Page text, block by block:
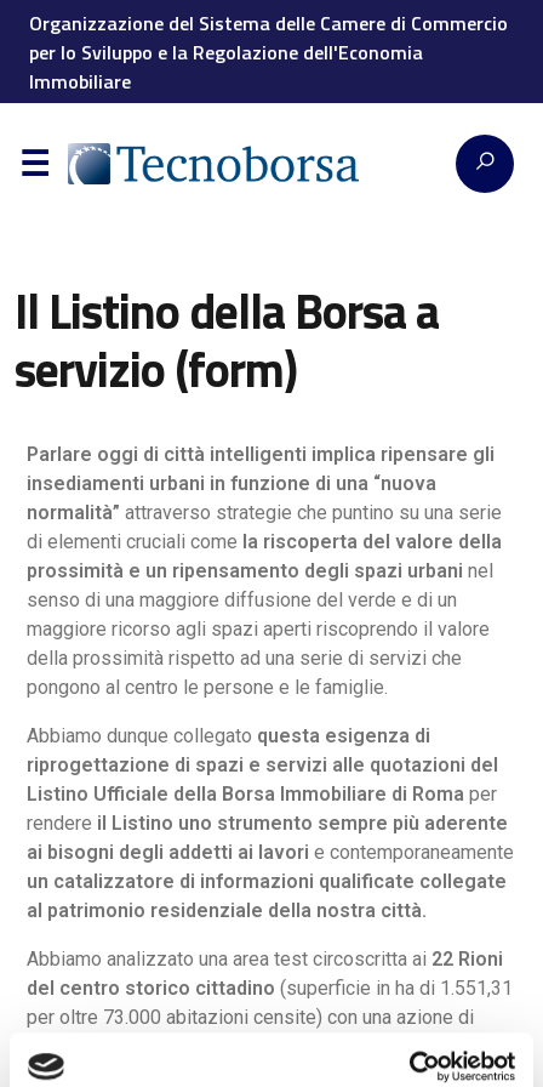
Organizzazione del Sistema delle Camere di Commercio
per lo Sviluppo e la Regolazione dell'Economia
Immobiliare
Il Listino della Borsa a
servizio (form)
Parlare oggi di città intelligenti implica ripensare gli
insediamenti urbani in funzione di una “nuova
normalità” attraverso strategie che puntino su una serie
di elementi cruciali come la riscoperta del valore della
prossimità e un ripensamento degli spazi urbani nel
senso di una maggiore diffusione del verde e di un
maggiore ricorso agli spazi aperti riscoprendo il valore
della prossimità rispetto ad una serie di servizi che
pongono al centro le persone e le famiglie.
Abbiamo dunque collegato questa esigenza di
riprogettazione di spazi e servizi alle quotazioni del
Listino Ufficiale della Borsa Immobiliare di Roma per
rendere il Listino uno strumento sempre più aderente
ai bisogni degli addetti ai lavori e contemporaneamente
un catalizzatore di informazioni qualificate collegate
al patrimonio residenziale della nostra città.
Abbiamo analizzato una area test circoscritta ai 22 Rioni
del centro storico cittadino (superficie in ha di 1.551,31
per oltre 73.000 abitazioni censite) con una azione di
mappatura ed analisi cartografica condotta con il supporto
tecnico dell’Università di Tor Vergata, inserendotre